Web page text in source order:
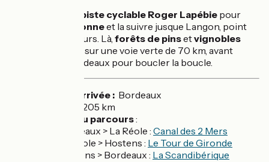
piste cyclable Roger Lapébie pour
la Garonneet la suivre jusque Langon, point
d'étape du parcours. Là, forêts de pinsetvignobles
prennent le relai sur une voie verte de 70 km, avant
d'approcher Bordeaux pour boucler la boucle.
Départ / Arrivée : Bordeaux
: 205 km
Balisage du parcours:
Bordeaux > La Réole : Canal des 2 Mers
La Réole > Hostens : Le Tour de Gironde
Hostens > Bordeaux : La Scandibérique